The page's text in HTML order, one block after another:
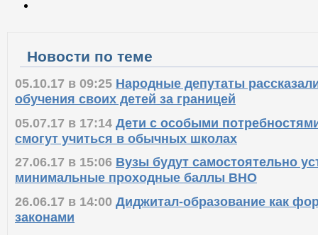
Новости по теме
05.10.17 в 09:25 Народные депутаты
обучения своих детей за границей
05.07.17 в 17:14 Дети с особыми
смогут учиться в обычных школах
27.06.17 в 15:06 Вузы будут самостоятельно
минимальные проходные баллы ВНО
26.06.17 в 14:00 Диджитал-образование как
законами